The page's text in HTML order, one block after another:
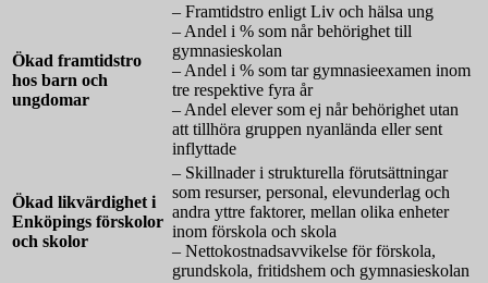
Ökad framtidstro
hos barn och
ungdomar
– Framtidstro enligt Liv och hälsa ung
– Andel i % som når behörighet till
gymnasieskolan
– Andel i % som tar gymnasieexamen inom
tre respektive fyra år
– Andel elever som ej når behörighet utan
att tillhöra gruppen nyanlända eller sent
inflyttade
Ökad likvärdighet i
Enköpings förskolor
och skolor
– Skillnader i strukturella förutsättningar
som resurser, personal, elevunderlag och
andra yttre faktorer, mellan olika enheter
inom förskola och skola
– Nettokostnadsavvikelse för förskola,
grundskola, fritidshem och gymnasieskolan